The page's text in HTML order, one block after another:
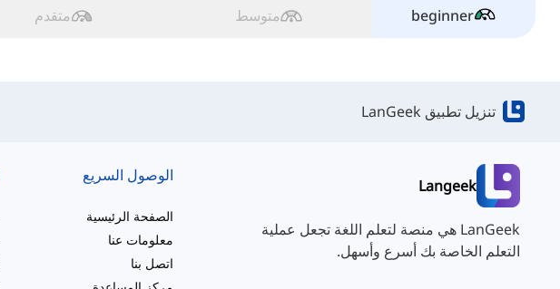
beginner متوسط متقدم
تنزيل تطبيق LanGeek
Langeek
LanGeek هي منصة لتعلم اللغة تجعل عملية
التعلم الخاصة بك أسرع وأسهل.
الوصول السريع
الصفحة الرئيسية
معلومات عنا
اتصل بنا